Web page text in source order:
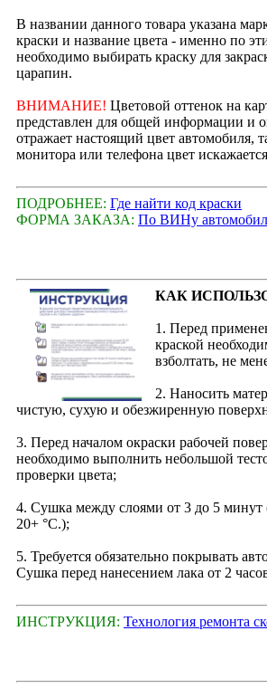
В названии данного товара указана
краски и название цвета - именно по
необходимо выбирать краску для
царапин.
ВНИМАНИЕ! Цветовой оттенок на
представлен для общей информации и
отражает настоящий цвет автомобиля,
монитора или телефона цвет
ПОДРОБНЕЕ: Где найти код краски
ФОРМА ЗАКАЗА: По ВИНу
КАК
1. Перед
краской
взболтать, не
2. Наносить
чистую, сухую и обезжиренную
3. Перед началом окраски рабочей
необходимо выполнить небольшой
проверки цвета;
4. Сушка между слоями от 3 до 5 минут
20+ °С.);
5. Требуется обязательно покрывать
Сушка перед нанесением лака от 2
ИНСТРУКЦИЯ: Технология ремонта